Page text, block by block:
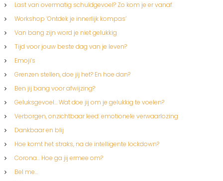
Last van overmatig schuldgevoel? Zo kom je er vanaf.
Workshop ‘Ontdek je innerlijk kompas’
Van bang zijn word je niet gelukkig
Tijd voor jouw beste dag van je leven?
Emoji’s
Grenzen stellen, doe jij het? En hoe dan?
Ben jij bang voor afwijzing?
Geluksgevoel… Wat doe jij om je gelukkig te voelen?
Verborgen, onzichtbaar leed: emotionele verwaarlozing
Dankbaar en blij
Hoe komt het straks, na de intelligente lockdown?
Corona… Hoe ga jij ermee om?
Bel me…